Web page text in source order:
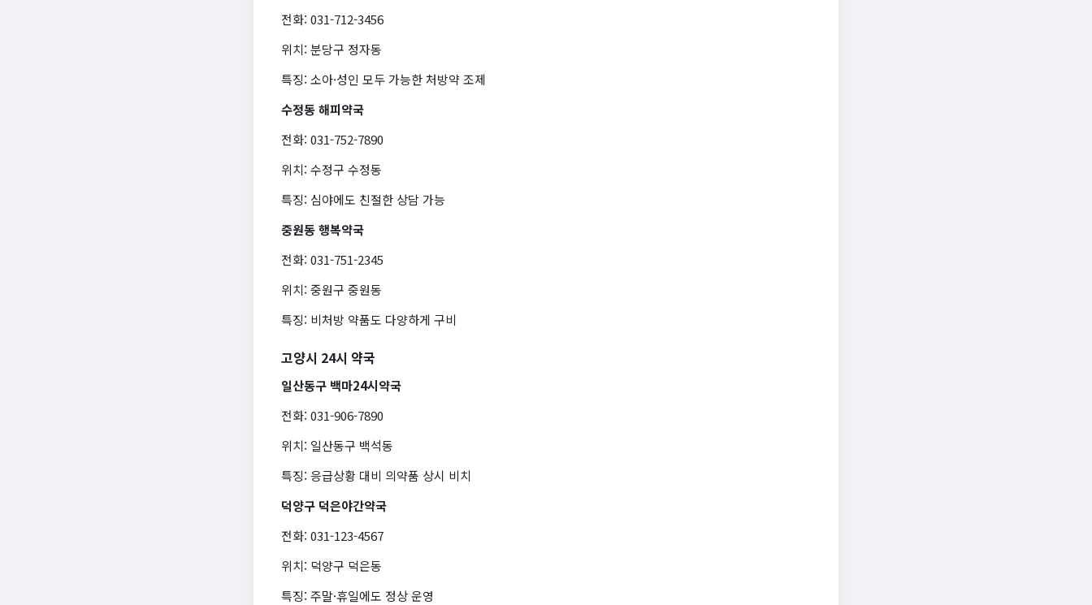
전화: 031-712-3456
위치: 분당구 정자동
특징: 소아·성인 모두 가능한 처방약 조제
수정동 해피약국
전화: 031-752-7890
위치: 수정구 수정동
특징: 심야에도 친절한 상담 가능
중원동 행복약국
전화: 031-751-2345
위치: 중원구 중원동
특징: 비처방 약품도 다양하게 구비
고양시 24시 약국
일산동구 백마24시약국
전화: 031-906-7890
위치: 일산동구 백석동
특징: 응급상황 대비 의약품 상시 비치
덕양구 덕은야간약국
전화: 031-123-4567
위치: 덕양구 덕은동
특징: 주말·휴일에도 정상 운영